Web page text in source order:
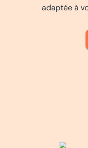
adaptée à